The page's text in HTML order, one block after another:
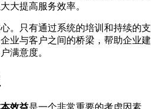
大提高服务效率。
。只有通过系统的培训和持续的支
业与客户之间的桥梁，帮助企业建
满意度。